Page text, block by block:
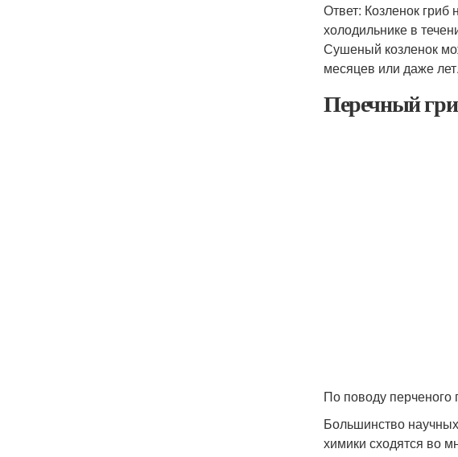
Ответ: Козленок
холодильнике в
Сушеный козленок
месяцев или даже лет.
Перечный
По поводу перченого
Большинство
химики сходятся во